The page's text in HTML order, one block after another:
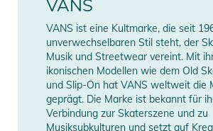
Material
60%
Polyester
Manufacturer
Information
anzeigen
VANS
VANS ist eine Kultmarke, die seit
unverwechselbaren Stil steht, der
Musik und Streetwear vereint. Mit
ikonischen Modellen wie dem Old
und Slip-On hat VANS weltweit die
geprägt. Die Marke ist bekannt für
Verbindung zur Skaterszene und zu
Musiksubkulturen und setzt auf